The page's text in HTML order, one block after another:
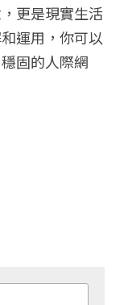
更是現實生活
運用，你可以
固的人際網